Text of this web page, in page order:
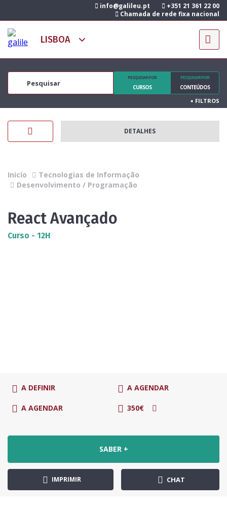
info@galileu.pt
+351 21 361 22 00
Chamada de rede fixa nacional
PESQUISAR POR
CURSOS
PESQUISAR POR
CONTEÚDOS
+ FILTROS
DETALHES
Inicío
Tecnologias de Informação
Desenvolvimento / Programação
React Avançado
Curso - 12H
A DEFINIR A AGENDAR
A AGENDAR 350€
SABER +
IMPRIMIR CHAT